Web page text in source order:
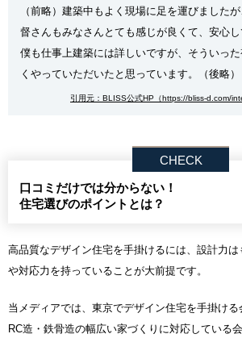
（前略）建築中もよく現場に足を運びました
督さんもみなさんとても感じが良くて、安心し
僕も仕事上建築には詳しいですが、そういっ
くやっていただいたと思っています。（後略）
引用元：BLISS公式HP（https://bliss-d.com/
口コミだけでは分からない！
住宅選びのポイントとは？
高品質なデザイン住宅を手掛けるには、設計力は
や対応力を持っていることが大前提です。
当メディアでは、東京でデザイン住宅を手掛ける
RC造・鉄骨造の幅広い家づくりに対応している会